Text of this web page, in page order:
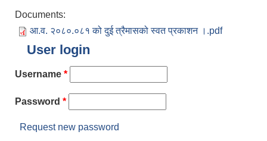
Documents:
आ.व. २०८०.०८१ को दुई त्रैमासको स्वत प्रकाशन ।.pdf
User login
Username *
Password *
Request new password